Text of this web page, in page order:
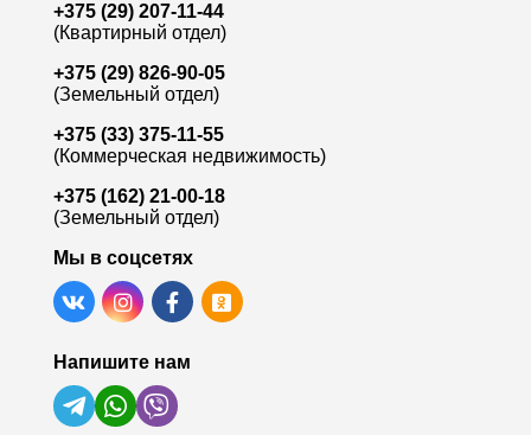
+375 (29) 207-11-44
(Квартирный отдел)
+375 (29) 826-90-05
(Земельный отдел)
+375 (33) 375-11-55
(Коммерческая недвижимость)
+375 (162) 21-00-18
(Земельный отдел)
Мы в соцсетях
Напишите нам